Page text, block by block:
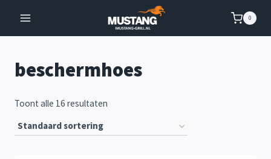
inhoud
0
beschermhoes
Toont alle 16 resultaten